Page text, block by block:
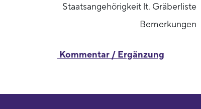
Staatsangehörigkeit lt. Gräberliste
Bemerkungen
Kommentar / Ergänzung